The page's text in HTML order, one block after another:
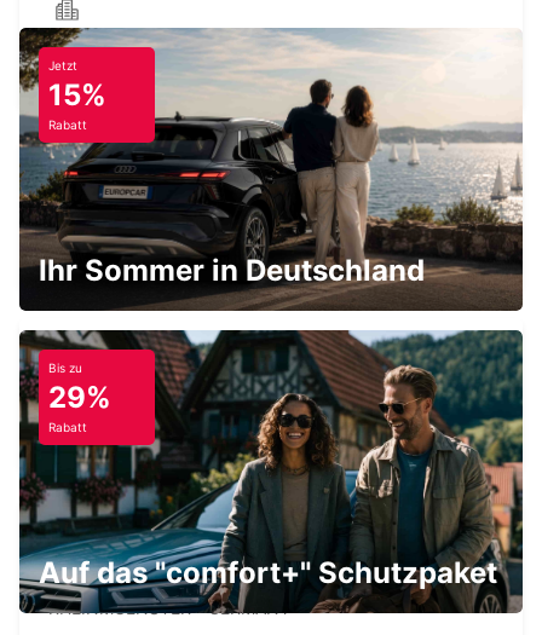
PFORZHEIM
PFORZHEIM - GERMANY
BADEN-BADEN
BADEN-BADEN - GERMANY
BRUCHSAL
BRUCHSAL - GERMANY
KARLSRUHE BADEN-BADEN FLUGHAFEN
RHEINMUENSTER - GERMANY
Jetzt
15%
Rabatt
Ihr Sommer in Deutschland
Bis zu
29%
Rabatt
Auf das "comfort+" Schutzpaket